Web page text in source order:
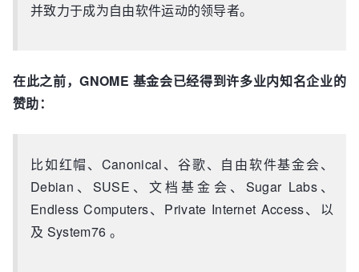
并致力于成为自由软件运动的领导者。
在此之前，GNOME 基金会已经得到许多业内知名企业的
赞助：
比如红帽、Canonical、谷歌、自由软件基金会、
Debian、SUSE、文档基金会、Sugar Labs、
Endless Computers、Private Internet Access、以
及 System76 。